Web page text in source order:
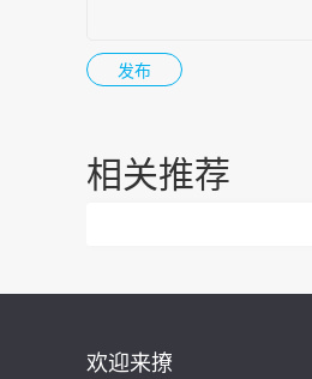
相关推荐
欢迎来撩